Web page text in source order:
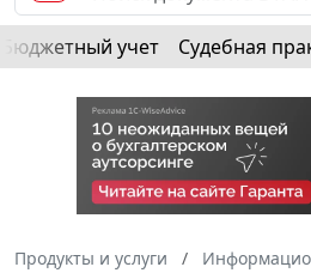
Бюджетный учет Судебная
Продукты и услуги